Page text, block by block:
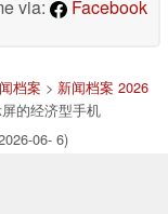
via:
Facebook
档案 > 新闻档案 2026
的经济型手机
06- 6)